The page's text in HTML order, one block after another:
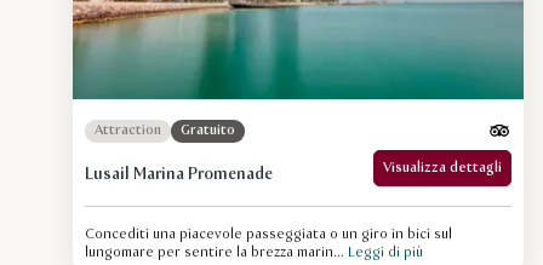
Attraction Gratuito
Lusail Marina Promenade Visualizza dettagli
Concediti una piacevole passeggiata o un giro in bici sul
lungomare per sentire la brezza marin... Leggi di più